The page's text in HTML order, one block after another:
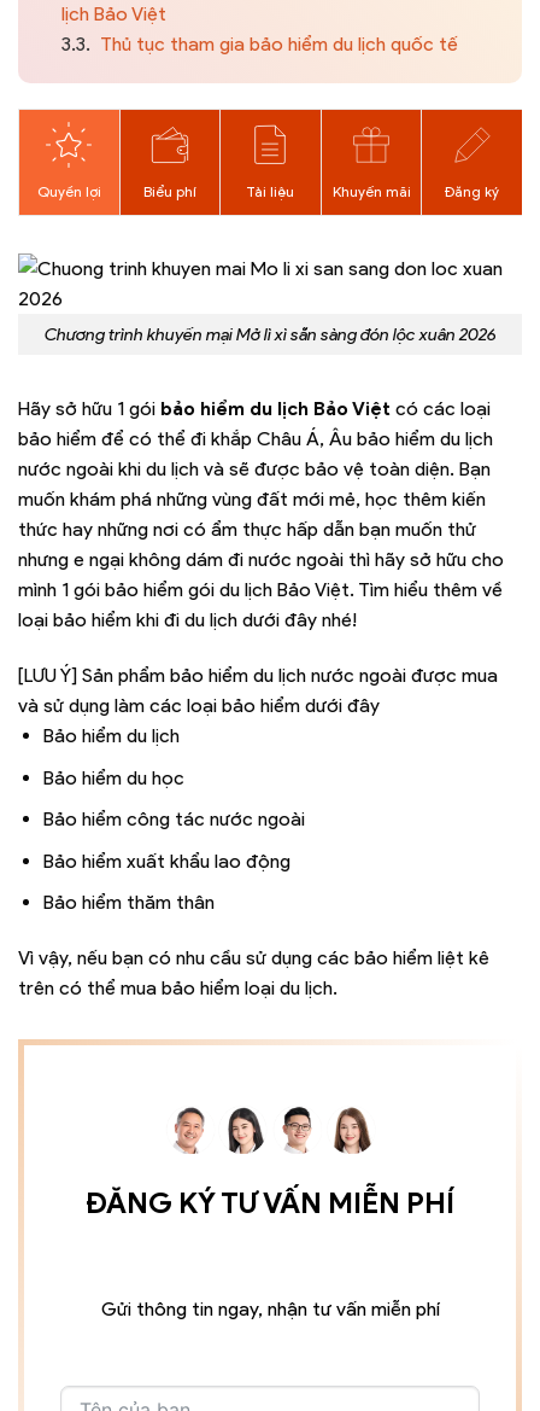
lịch Bảo Việt
3.3. Thủ tục tham gia bảo hiểm du lịch quốc tế
Quyền lợi Biểu phí Tài liệu Khuyến mãi Đăng ký
Chương trình khuyến mại Mở lì xì sẵn sàng đón lộc xuân 2026
Hãy sở hữu 1 gói bảo hiểm du lịch Bảo Việt có các loại
bảo hiểm để có thể đi khắp Châu Á, Âu bảo hiểm du lịch
nước ngoài khi du lịch và sẽ được bảo vệ toàn diện. Bạn
muốn khám phá những vùng đất mới mẻ, học thêm kiến
thức hay những nơi có ẩm thực hấp dẫn bạn muốn thử
nhưng e ngại không dám đi nước ngoài thì hãy sở hữu cho
mình 1 gói bảo hiểm gói du lịch Bảo Việt. Tìm hiểu thêm về
loại bảo hiểm khi đi du lịch dưới đây nhé!
[LƯU Ý] Sản phẩm bảo hiểm du lịch nước ngoài được mua
và sử dụng làm các loại bảo hiểm dưới đây
Bảo hiểm du lịch
Bảo hiểm du học
Bảo hiểm công tác nước ngoài
Bảo hiểm xuất khẩu lao động
Bảo hiểm thăm thân
Vì vậy, nếu bạn có nhu cầu sử dụng các bảo hiểm liệt kê
trên có thể mua bảo hiểm loại du lịch.
ĐĂNG KÝ TƯ VẤN MIỄN PHÍ
Gửi thông tin ngay, nhận tư vấn miễn phí